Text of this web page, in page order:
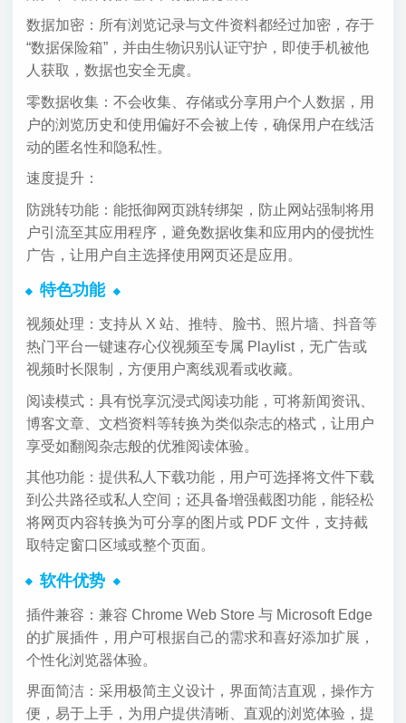
数据加密：所有浏览记录与文件资料都经过加密，存于
“数据保险箱”，并由生物识别认证守护，即使手机被他
人获取，数据也安全无虞。
零数据收集：不会收集、存储或分享用户个人数据，用
户的浏览历史和使用偏好不会被上传，确保用户在线活
动的匿名性和隐私性。
速度提升：
防跳转功能：能抵御网页跳转绑架，防止网站强制将用
户引流至其应用程序，避免数据收集和应用内的侵扰性
广告，让用户自主选择使用网页还是应用。
特色功能
视频处理：支持从 X 站、推特、脸书、照片墙、抖音等
热门平台一键速存心仪视频至专属 Playlist，无广告或
视频时长限制，方便用户离线观看或收藏。
阅读模式：具有悦享沉浸式阅读功能，可将新闻资讯、
博客文章、文档资料等转换为类似杂志的格式，让用户
享受如翻阅杂志般的优雅阅读体验。
其他功能：提供私人下载功能，用户可选择将文件下载
到公共路径或私人空间；还具备增强截图功能，能轻松
将网页内容转换为可分享的图片或 PDF 文件，支持截
取特定窗口区域或整个页面。
软件优势
插件兼容：兼容 Chrome Web Store 与 Microsoft Edge
的扩展插件，用户可根据自己的需求和喜好添加扩展，
个性化浏览器体验。
界面简洁：采用极简主义设计，界面简洁直观，操作方
便，易于上手，为用户提供清晰、直观的浏览体验，提